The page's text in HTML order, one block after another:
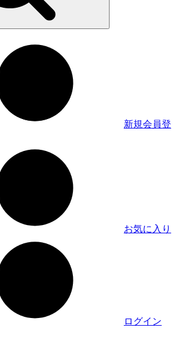
新規会員登
お気に入り
ログイン